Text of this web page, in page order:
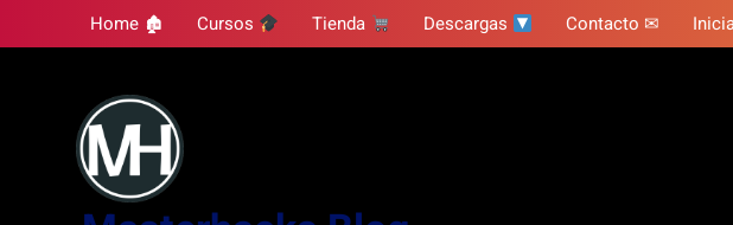
to
Home 🏚 Cursos Tienda Descargas Contacto ✉